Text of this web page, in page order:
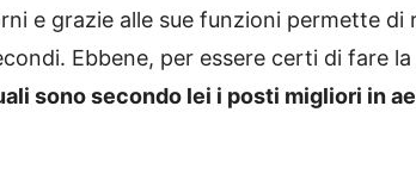
e grazie alle sue funzioni permette di
Ebbene, per essere certi di fare
sono secondo lei i posti migliori in